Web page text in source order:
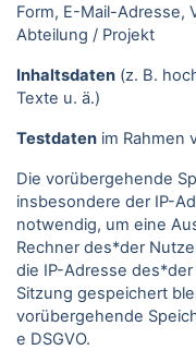
Form, E-Mail-Adresse,
Abteilung / Projekt
Inhaltsdaten (z. B.
Texte u. ä.)
Testdaten im Rahmen
Die vorübergehende
insbesondere der IP-
notwendig, um eine
Rechner des*der
die IP-Adresse
Sitzung gespeichert
vorübergehende
e DSGVO.